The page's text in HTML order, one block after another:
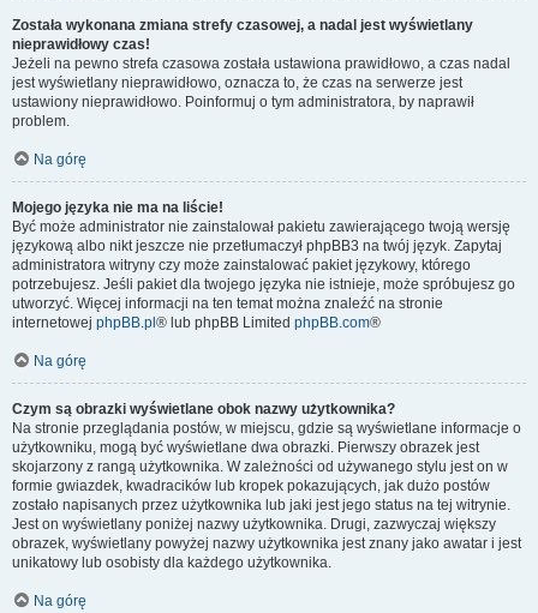
Została wykonana zmiana strefy czasowej, a nadal jest wyświetlany
nieprawidłowy czas!
Jeżeli na pewno strefa czasowa została ustawiona prawidłowo, a czas nadal
jest wyświetlany nieprawidłowo, oznacza to, że czas na serwerze jest
ustawiony nieprawidłowo. Poinformuj o tym administratora, by naprawił
problem.
Na górę
Mojego języka nie ma na liście!
Być może administrator nie zainstalował pakietu zawierającego twoją wersję
językową albo nikt jeszcze nie przetłumaczył phpBB3 na twój język. Zapytaj
administratora witryny czy może zainstalować pakiet językowy, którego
potrzebujesz. Jeśli pakiet dla twojego języka nie istnieje, może spróbujesz go
utworzyć. Więcej informacji na ten temat można znaleźć na stronie
internetowej phpBB.pl ® lub phpBB Limited phpBB.com®
Na górę
Czym są obrazki wyświetlane obok nazwy użytkownika?
Na stronie przeglądania postów, w miejscu, gdzie są wyświetlane informacje o
użytkowniku, mogą być wyświetlane dwa obrazki. Pierwszy obrazek jest
skojarzony z rangą użytkownika. W zależności od używanego stylu jest on w
formie gwiazdek, kwadracików lub kropek pokazujących, jak dużo postów
zostało napisanych przez użytkownika lub jaki jest jego status na tej witrynie.
Jest on wyświetlany poniżej nazwy użytkownika. Drugi, zazwyczaj większy
obrazek, wyświetlany powyżej nazwy użytkownika jest znany jako awatar i jest
unikatowy lub osobisty dla każdego użytkownika.
Na górę